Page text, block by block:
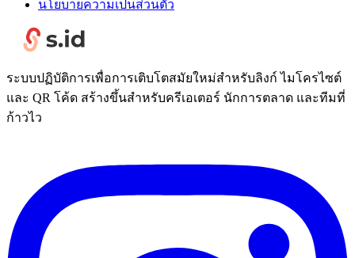
นโยบายความเป็นส่วนตัว
ระบบปฏิบัติการเพื่อการเติบโตสมัยใหม่สำหรับลิงก์ ไมโครไซต์
และ QR โค้ด สร้างขึ้นสำหรับครีเอเตอร์ นักการตลาด และทีมที่
ก้าวไว